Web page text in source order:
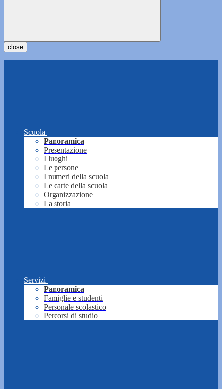
close
Scuola
Panoramica
Presentazione
I luoghi
Le persone
I numeri della scuola
Le carte della scuola
Organizzazione
La storia
Servizi
Panoramica
Famiglie e studenti
Personale scolastico
Percorsi di studio